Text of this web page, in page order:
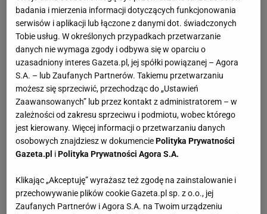
Królowa Letycja wyznacza trendy. Czarne
sukienki nosi tylko z tymi butami
Dlaczego rezygnujemy z gotowania?
MATERIAŁ PROMOCYJNY
CCC przeceniło sandałki Gino Rossi o prawie 100
zł
Ten fason wraca na szczyt
badania i mierzenia informacji dotyczących funkcjonowania
serwisów i aplikacji lub łączone z danymi dot. świadczonych
Tobie usług. W określonych przypadkach przetwarzanie
danych nie wymaga zgody i odbywa się w oparciu o
uzasadniony interes Gazeta.pl, jej spółki powiązanej – Agora
S.A. – lub Zaufanych Partnerów. Takiemu przetwarzaniu
możesz się sprzeciwić, przechodząc do „Ustawień
Zaawansowanych” lub przez kontakt z administratorem – w
zależności od zakresu sprzeciwu i podmiotu, wobec którego
jest kierowany. Więcej informacji o przetwarzaniu danych
osobowych znajdziesz w dokumencie Polityka Prywatności
Gazeta.pl i Polityka Prywatności Agora S.A.
Klikając „Akceptuję” wyrażasz też zgodę na zainstalowanie i
przechowywanie plików cookie Gazeta.pl sp. z o.o., jej
Zaufanych Partnerów i Agora S.A. na Twoim urządzeniu